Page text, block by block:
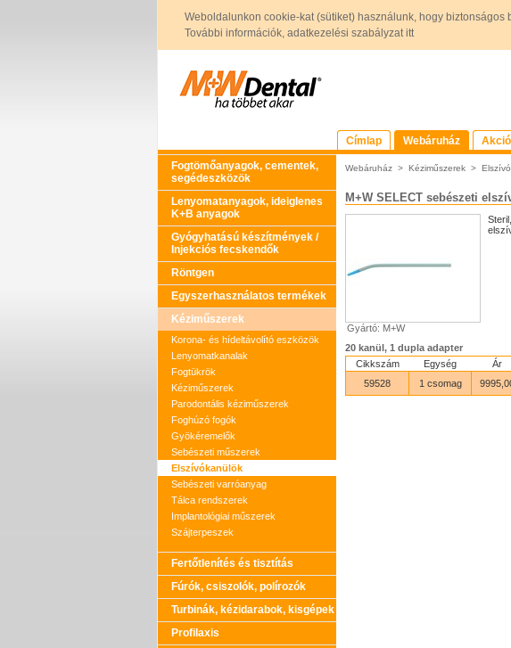
Weboldalunkon cookie-kat (sütiket) használunk, hogy
További információk, adatkezelési szabályzat itt
Címlap Webáruház
Fogtömőanyagok, cementek,
segédeszközök
Lenyomatanyagok, ideiglenes
K+B anyagok
Gyógyhatású készítmények /
Injekciós fecskendők
Röntgen
Egyszerhasználatos termékek
Kéziműszerek
Korona- és hídeltávolító eszközök
Lenyomatkanalak
Fogtükrök
Kéziműszerek
Parodontális kéziműszerek
Foghúzó fogók
Gyökéremelők
Sebészeti műszerek
Elszívókanülök
Sebészeti varróanyag
Tálca rendszerek
Implantológiai műszerek
Szájterpeszek
Fertőtlenítés és tisztítás
Fúrók, csiszolók, polírozók
Turbinák, kézidarabok, kisgépek
Profilaxis
Webáruház > Kéziműszerek >
M+W SELECT sebészeti
Gyártó: M+W
20 kanül, 1 dupla adapter
Cikkszám
Egység Ár
59528
1 csomag